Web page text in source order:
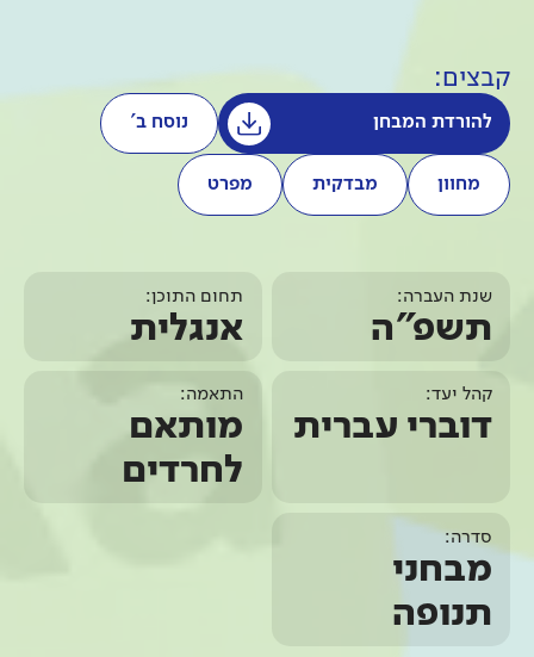
קבצים:
להורדת המבחן נוסח ב'
מחוון מבדקית מפרט
שנת העברה:
תשפ"ה
תחום התוכן:
אנגלית
קהל יעד:
דוברי עברית
התאמה:
מותאם
לחרדים
סדרה:
מבחני
תנופה